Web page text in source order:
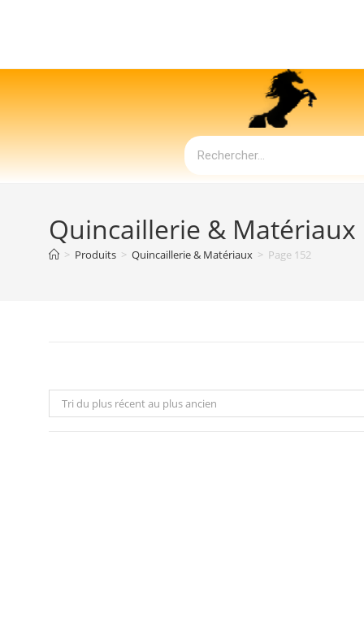
Quincaillerie & Matériaux
> Produits > Quincaillerie & Matériaux > Page 152
Tri du plus récent au plus ancien